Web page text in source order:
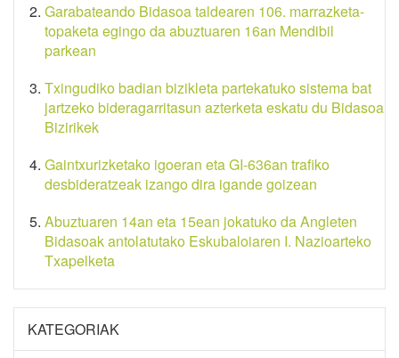
Garabateando Bidasoa taldearen 106. marrazketa-
topaketa egingo da abuztuaren 16an Mendibil
parkean
Txingudiko badian bizikleta partekatuko sistema bat
jartzeko bideragarritasun azterketa eskatu du Bidasoa
Bizirikek
Gaintxurizketako igoeran eta GI-636an trafiko
desbideratzeak izango dira igande goizean
Abuztuaren 14an eta 15ean jokatuko da Angleten
Bidasoak antolatutako Eskubaloiaren I. Nazioarteko
Txapelketa
KATEGORIAK